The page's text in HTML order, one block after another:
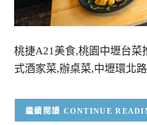
桃捷A21美食,桃園中壢台菜
式酒家菜,辦桌菜,中壢環北
CONTINUE